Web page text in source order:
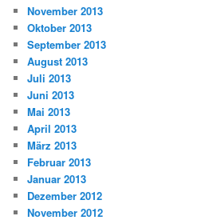
November 2013
Oktober 2013
September 2013
August 2013
Juli 2013
Juni 2013
Mai 2013
April 2013
März 2013
Februar 2013
Januar 2013
Dezember 2012
November 2012